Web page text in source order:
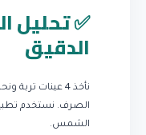
✅ تحليل
الدقيق
نأخذ 4 عينات
الشمس.